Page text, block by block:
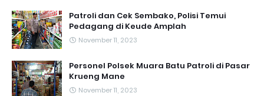
Patroli dan Cek Sembako, Polisi Temui
Pedagang di Keude Amplah
November 11, 2023
Personel Polsek Muara Batu Patroli di Pasar
Krueng Mane
November 11, 2023